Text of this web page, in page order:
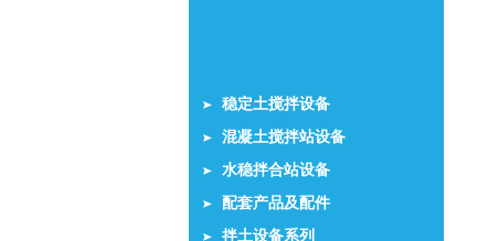
稳定土搅拌设备
混凝土搅拌站设备
水稳拌合站设备
配套产品及配件
拌土设备系列